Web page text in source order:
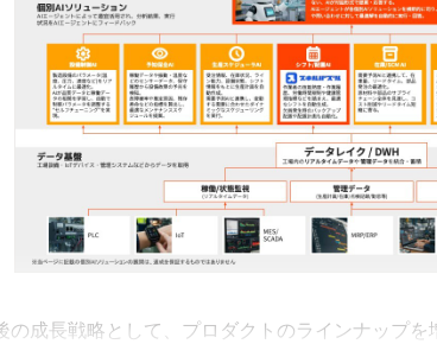
の成長戦略として、プロダクトのラインナップ